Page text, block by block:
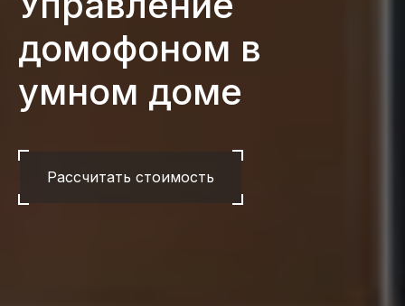
домофоном в
умном доме
Рассчитать стоимость